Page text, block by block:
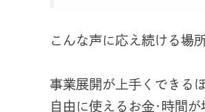
こんな声に応え続ける場
事業展開が上手くできる
自由に使えるお金･時間が